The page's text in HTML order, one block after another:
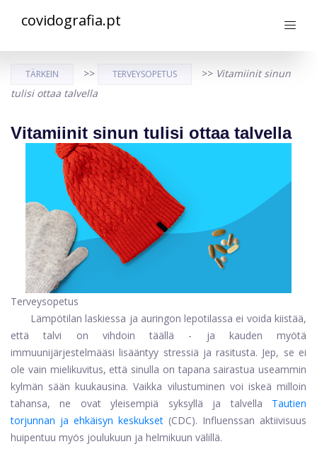
covidografia.pt
TÄRKEIN >> TERVEYSOPETUS >> Vitamiinit sinun
tulisi ottaa talvella
Vitamiinit sinun tulisi ottaa talvella
Terveysopetus
Lämpötilan laskiessa ja auringon lepotilassa ei voida kiistää,
että talvi on vihdoin täällä - ja kauden myötä
immuunijärjestelmääsi lisääntyy stressiä ja rasitusta. Jep, se ei
ole vain mielikuvitus, että sinulla on tapana sairastua useammin
kylmän sään kuukausina. Vaikka vilustuminen voi iskeä milloin
tahansa, ne ovat yleisempiä syksyllä ja talvella
Tautien
torjunnan ja ehkäisyn keskukset (CDC). Influenssan aktiivisuus
huipentuu myös joulukuun ja helmikuun välillä.